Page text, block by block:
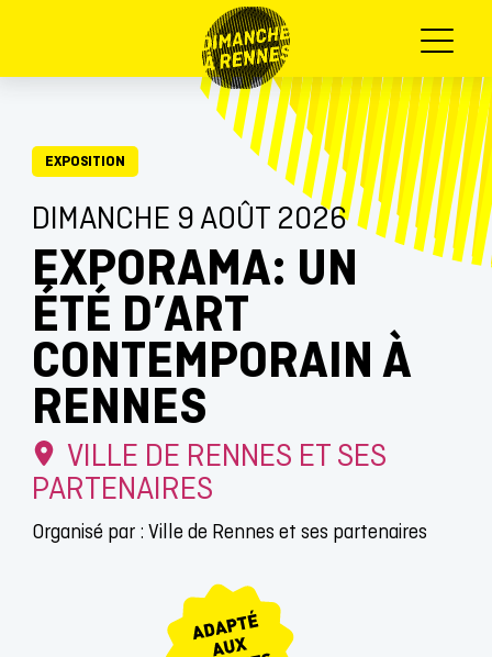
Menu
EXPOSITION
DIMANCHE 9 AOÛT 2026
EXPORAMA: UN
ÉTÉ D’ART
CONTEMPORAIN À
RENNES
VILLE DE RENNES ET SES
PARTENAIRES
Organisé par : Ville de Rennes et ses partenaires